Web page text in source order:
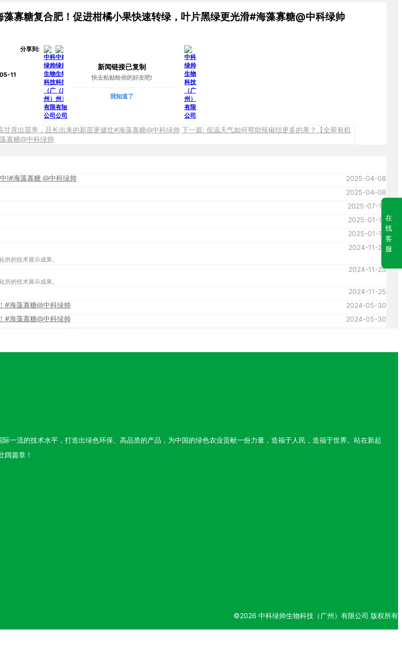
寡糖复合肥！促进柑橘小果快速转绿，叶片黑绿更光滑#海藻寡糖@中科绿帅
11
分享到:
新闻链接已复制
快去粘贴给你的好友吧!
我知道了
蔗出苗率，且长出来的新苗更健壮#海藻寡糖@中科绿帅 下一篇: 低温天气如何帮助辣椒结更多的果？【全翠有机
寡糖@中科绿帅
!#海藻寡糖 @中科绿帅
2025-04-08
2025-04-08
2025-07-15
2025-01-14
2025-01-13
2024-11-25
的技术展示成果。
2024-11-25
的技术展示成果。
2024-11-25
#海藻寡糖@中科绿帅
2024-05-30
#海藻寡糖@中科绿帅
2024-05-30
一流的技术水平，打造出绿色环保、高品质的产品，为中国的绿色农业贡献一份力量，造福于人民，造福于世界。站在新起
阔篇章！
©2026 中科绿帅生物科技（广州）有限公司 版权所有
在
线
客
服